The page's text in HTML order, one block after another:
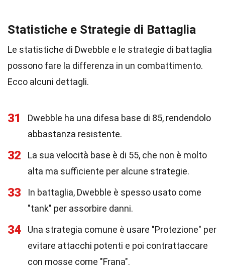
Statistiche e Strategie di Battaglia
Le statistiche di Dwebble e le strategie di battaglia
possono fare la differenza in un combattimento.
Ecco alcuni dettagli.
31
Dwebble ha una difesa base di 85, rendendolo
abbastanza resistente.
32
La sua velocità base è di 55, che non è molto
alta ma sufficiente per alcune strategie.
33
In battaglia, Dwebble è spesso usato come
"tank" per assorbire danni.
34
Una strategia comune è usare "Protezione" per
evitare attacchi potenti e poi contrattaccare
con mosse come "Frana".